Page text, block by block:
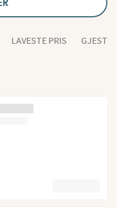
LAVESTE PRIS